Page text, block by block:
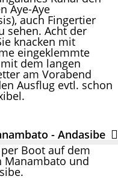
Aye-Aye
auch Fingertier
sehen. Acht der
knacken mit
eingeklemmte
dem langen
am Vorabend
Ausflug evtl. schon
- Andasibe
Boot auf dem
Manambato und